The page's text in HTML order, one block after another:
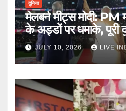
दुनिया
मेलबर्न मीट्स मोदी: PM
के अड्डों पर धमाके, पूरी
की ताकत
JULY 10, 2026 LIVE